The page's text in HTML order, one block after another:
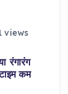
views
रंगारंग
कम